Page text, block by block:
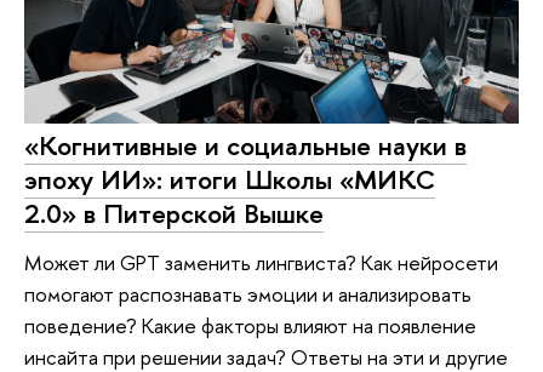
«Когнитивные и социальные науки в
эпоху ИИ»: итоги Школы «МИКС
2.0» в Питерской Вышке
Может ли GPT заменить лингвиста? Как нейросети
помогают распознавать эмоции и анализировать
поведение? Какие факторы влияют на появление
инсайта при решении задач? Ответы на эти и другие